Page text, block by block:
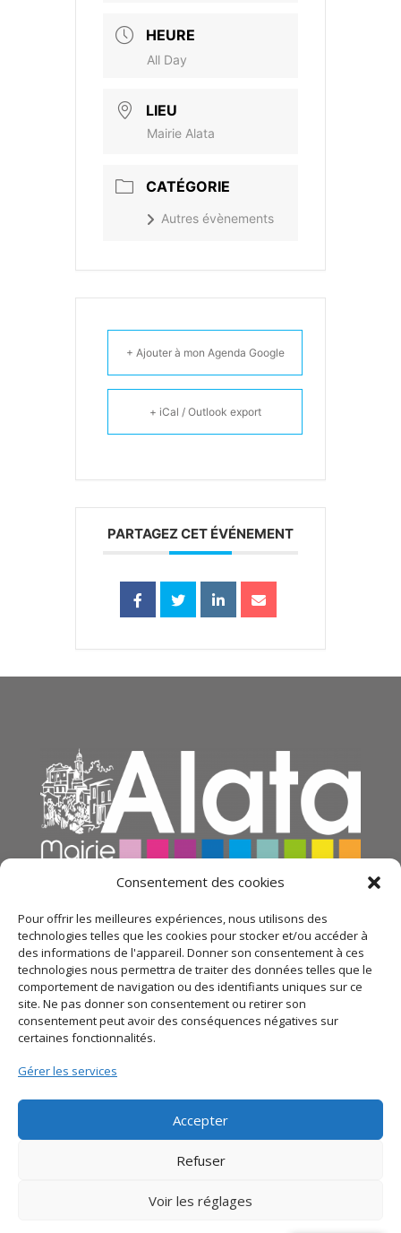
Consentement des cookies
Pour offrir les meilleures expériences, nous utilisons des
technologies telles que les cookies pour stocker et/ou accéder à
des informations de l'appareil. Donner son consentement à ces
technologies nous permettra de traiter des données telles que le
comportement de navigation ou des identifiants uniques sur ce
site. Ne pas donner son consentement ou retirer son
consentement peut avoir des conséquences négatives sur
certaines fonctionnalités.
Gérer les services
Accepter
Refuser
Voir les réglages
HEURE
All Day
LIEU
Mairie Alata
CATÉGORIE
Autres évènements
+ Ajouter à mon Agenda Google
+ iCal / Outlook export
PARTAGEZ CET ÉVÉNEMENT
© 2021 Mairie d’Alata – Réalisation